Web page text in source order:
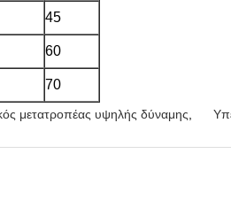
45
60
70
μετατροπέας υψηλής δύναμης